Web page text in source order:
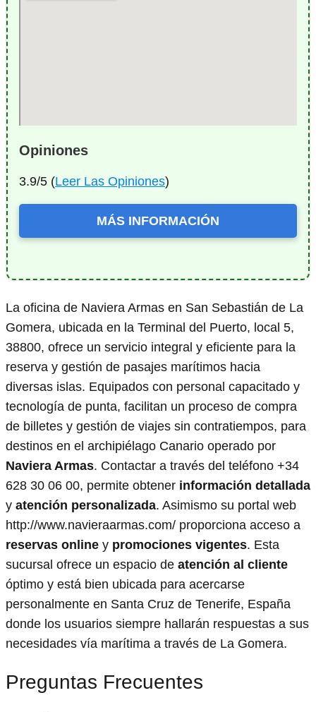
Opiniones
3.9/5 (Leer Las Opiniones)
MÁS INFORMACIÓN
La oficina de Naviera Armas en San Sebastián de La
Gomera, ubicada en la Terminal del Puerto, local 5,
38800, ofrece un servicio integral y eficiente para la
reserva y gestión de pasajes marítimos hacia
diversas islas. Equipados con personal capacitado y
tecnología de punta, facilitan un proceso de compra
de billetes y gestión de viajes sin contratiempos, para
destinos en el archipiélago Canario operado por
Naviera Armas. Contactar a través del teléfono +34
628 30 06 00, permite obtener información detallada
y atención personalizada. Asimismo su portal web
http://www.navieraarmas.com/ proporciona acceso a
reservas online y promociones vigentes. Esta
sucursal ofrece un espacio de atención al cliente
óptimo y está bien ubicada para acercarse
personalmente en Santa Cruz de Tenerife, España
donde los usuarios siempre hallarán respuestas a sus
necesidades vía marítima a través de La Gomera.
Preguntas Frecuentes